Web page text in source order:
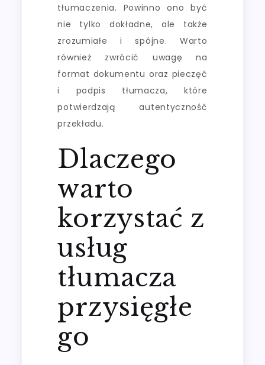
tłumaczenia. Powinno ono być
nie tylko dokładne, ale także
zrozumiałe i spójne. Warto
również zwrócić uwagę na
format dokumentu oraz pieczęć
i podpis tłumacza, które
potwierdzają autentyczność
przekładu.
Dlaczego
warto
korzystać z
usług
tłumacza
przysięgłe
go